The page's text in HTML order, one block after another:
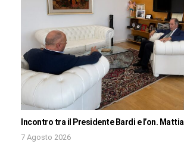
Incontro tra il Presidente Bardi e l’on. Mattia
7 Agosto 2026